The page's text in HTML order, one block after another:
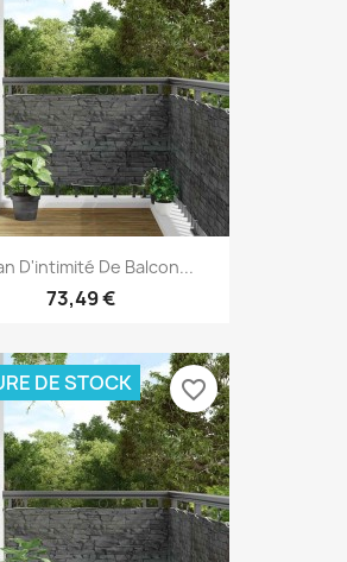
D'intimité De Balcon...
73,49 €
DE STOCK favorite_border